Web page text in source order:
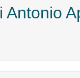
Antonio